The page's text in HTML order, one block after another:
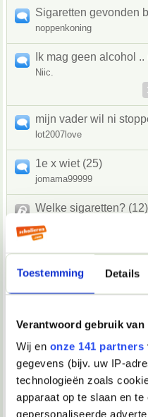
Toestemming Details
Verantwoord gebruik van
Wij en onze 141 partners
gegevens (bijv. uw IP-
technologieën zoals
apparaat op te slaan en
gepersonaliseerde
Sigaretten gevonden
noppenkoning
Ik mag geen alcohol ..
Niic.
mijn vader wil ni
lot2007love
1e x wiet (25)
jomama99999
Welke sigaretten? (12)
Allesisbezet
Buikpijn na het
Annoniem7
Wiet mee op bus? (5)
K ben mijn vloei kwijt
Anoniem90173
Eerste keer
Thijs0001